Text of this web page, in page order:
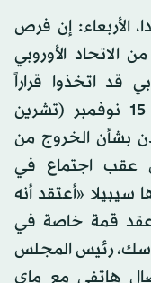
الأربعاء: إن فرص
الاتحاد الأوروبي
قد اتخذوا قراراً
مبدئياً في قمة لهم بتحديد يوم 15 نوفمبر (تشرين
بشأن الخروج من
عقب اجتماع في
«أعتقد أنه
قمة خاصة في
رئيس المجلس
هاتفي مع ماي